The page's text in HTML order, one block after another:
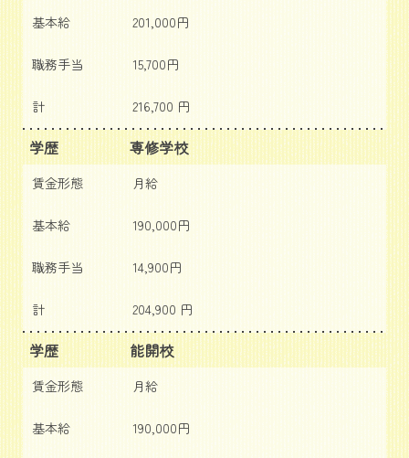
基本給 201,000円
職務手当 15,700円
計 216,700 円
学歴 専修学校
賃金形態 月給
基本給 190,000円
職務手当 14,900円
計 204,900 円
学歴 能開校
賃金形態 月給
基本給 190,000円